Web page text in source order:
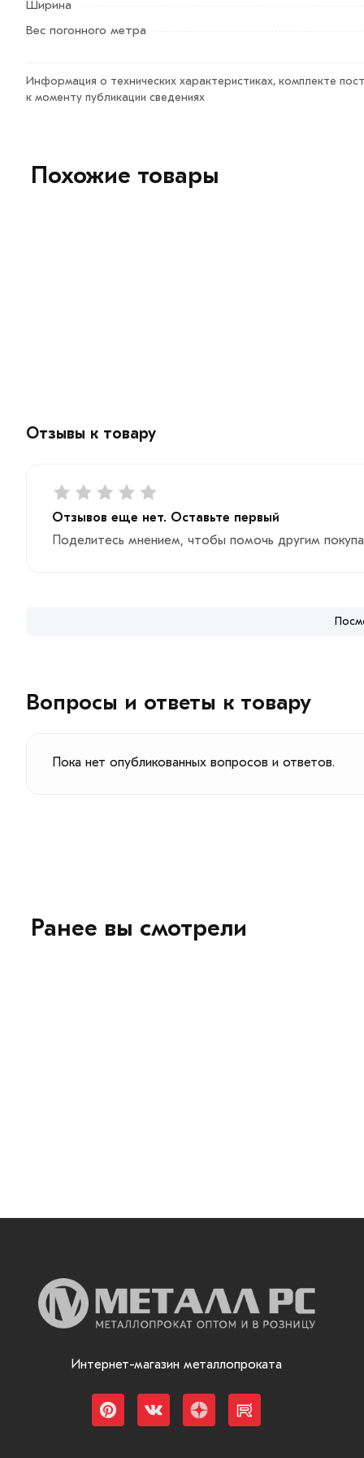
самовывоза.
Данний товар от производителя сертифицирован,
Ширина
Вес погонного метра
Информация о технических характеристиках, комплекте
к моменту публикации сведениях
Похожие товары
Отзывы к товару
Отзывов еще нет. Оставьте первый
Поделитесь мнением, чтобы помочь другим
Вопросы и ответы к товару
Пока нет опубликованных вопросов и ответов.
Ранее вы смотрели
Интернет-магазин металлопроката